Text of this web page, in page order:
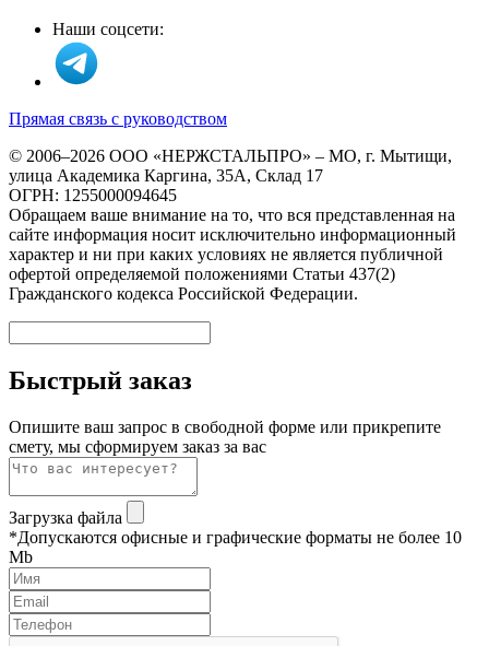
Наши соцсети:
Прямая связь с руководством
© 2006–2026 ООО «НЕРЖСТАЛЬПРО» – МО, г. Мытищи,
улица Академика Каргина, 35А, Склад 17
ОГРН: 1255000094645
Обращаем ваше внимание на то, что вся представленная на
сайте информация носит исключительно информационный
характер и ни при каких условиях не является публичной
офертой определяемой положениями Статьи 437(2)
Гражданского кодекса Российской Федерации.
Быстрый заказ
Опишите ваш запрос в свободной форме или прикрепите
смету, мы сформируем заказ за вас
Загрузка файла
*Допускаются офисные и графические форматы не более 10
Mb